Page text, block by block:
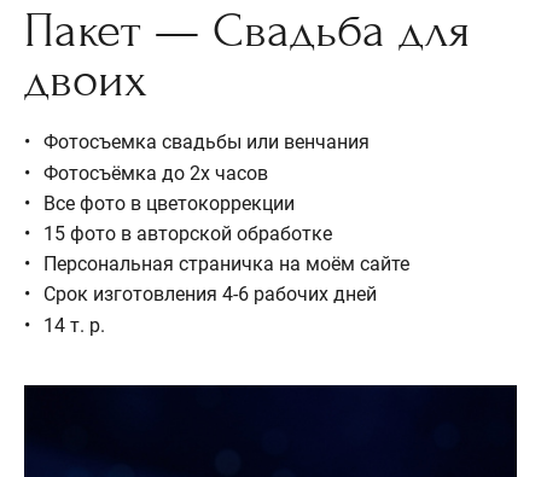
Пакет — Свадьба для
двоих
Фотосъемка свадьбы или венчания
Фотосъёмка до 2х часов
Все фото в цветокоррекции
15 фото в авторской обработке
Персональная страничка на моём сайте
Срок изготовления 4-6 рабочих дней
14 т. р.